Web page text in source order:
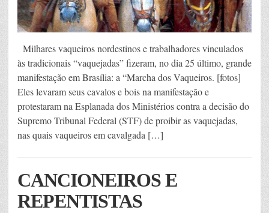
Milhares vaqueiros nordestinos e trabalhadores vinculados
às tradicionais “vaquejadas” fizeram, no dia 25 último, grande
manifestação em Brasília: a “Marcha dos Vaqueiros. [fotos]
Eles levaram seus cavalos e bois na manifestação e
protestaram na Esplanada dos Ministérios contra a decisão do
Supremo Tribunal Federal (STF) de proibir as vaquejadas,
nas quais vaqueiros em cavalgada […]
CANCIONEIROS E
REPENTISTAS